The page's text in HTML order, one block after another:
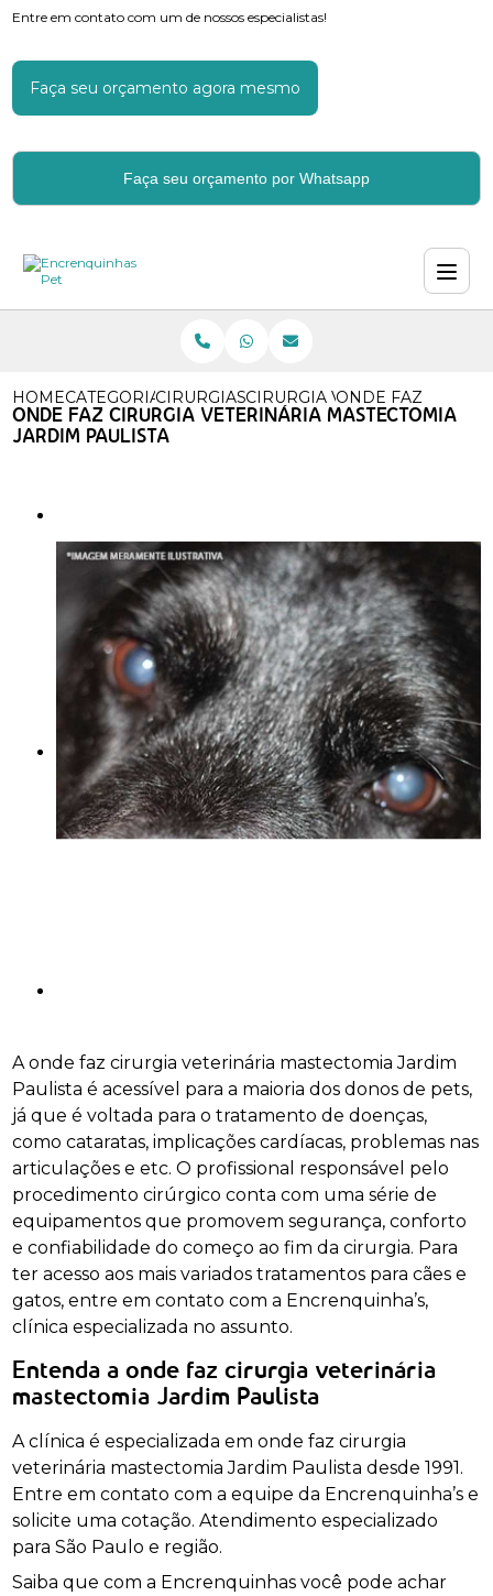
Entre em contato com um de nossos especialistas!
Faça seu orçamento agora mesmo
Faça seu orçamento por Whatsapp
HOMECATEGORIASCIRURGIAS VETERINARIAS
CIRURGIA VETERINARIA
ONDE FAZ
ONDE FAZ CIRURGIA VETERINÁRIA MASTECTOMIA
JARDIM PAULISTA
A onde faz cirurgia veterinária mastectomia Jardim
Paulista é acessível para a maioria dos donos de pets,
já que é voltada para o tratamento de doenças,
como cataratas, implicações cardíacas, problemas nas
articulações e etc. O profissional responsável pelo
procedimento cirúrgico conta com uma série de
equipamentos que promovem segurança, conforto
e confiabilidade do começo ao fim da cirurgia. Para
ter acesso aos mais variados tratamentos para cães e
gatos, entre em contato com a Encrenquinha’s,
clínica especializada no assunto.
Entenda a onde faz cirurgia veterinária
mastectomia Jardim Paulista
A clínica é especializada em onde faz cirurgia
veterinária mastectomia Jardim Paulista desde 1991.
Entre em contato com a equipe da Encrenquinha’s e
solicite uma cotação. Atendimento especializado
para São Paulo e região.
Saiba que com a Encrenquinhas você pode achar